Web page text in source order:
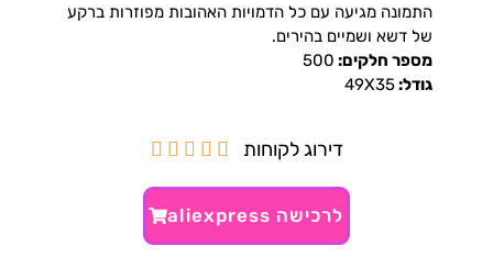
התמונה מגיעה עם כל הדמויות האהובות מפוזרות ברקע
של דשא ושמיים בהירים.
מספר חלקים: 500
גודל:49X35
דירוג לקוחות 




לרכישה aliexpress